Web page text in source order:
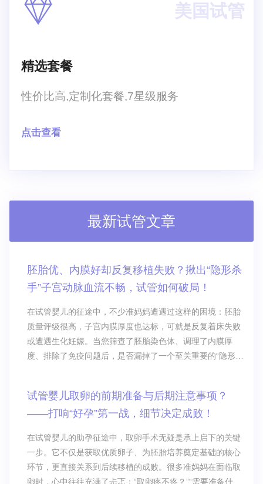
美国试管
精选套餐
性价比高,定制化套餐,7星级服务
点击查看
最新试管文章
胚胎优、内膜好却反复移植失败？揪出“隐形杀
手”子宫动脉血流不畅，试管如何破局！
在试管婴儿的征途中，不少准妈妈遭遇过这样的困境：胚胎
质量评级很高，子宫内膜厚度也达标，可就是反复着床失败
或遭遇生化妊娠。当您筛查了胚胎染色体、调理了内膜厚
度、排除了免疫问题后，是否漏掉了一个至关重要的“隐形密
试管婴儿取卵的前期准备与后期注意事项？
——打响“好孕”第一战，细节决定成败！
在试管婴儿的助孕征途中，取卵手术无疑是承上启下的关键
一步。它不仅是获取优质卵子、为胚胎培养奠定基础的核心
环节，更直接关系到后续移植的成败。很多准妈妈在面临取
卵时，心中往往充满了忐忑：“取卵疼不疼？”“需要准备什